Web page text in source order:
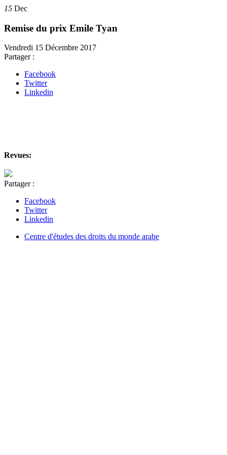
15 Dec
Remise du prix Emile Tyan
Vendredi 15 Décembre 2017
Partager :
Facebook
Twitter
Linkedin
Revues:
Partager :
Facebook
Twitter
Linkedin
Centre d'études des droits du monde arabe